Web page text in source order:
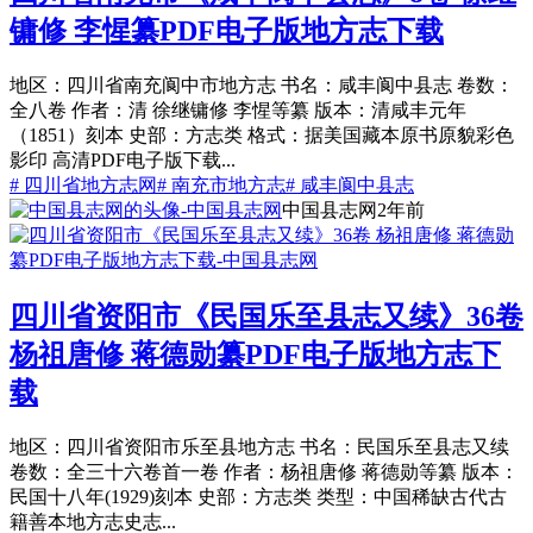
镛修 李惺纂PDF电子版地方志下载
地区：四川省南充阆中市地方志 书名：咸丰阆中县志 卷数：
全八卷 作者：清 徐继镛修 李惺等纂 版本：清咸丰元年
（1851）刻本 史部：方志类 格式：据美国藏本原书原貌彩色
影印 高清PDF电子版下载...
# 四川省地方志网# 南充市地方志# 咸丰阆中县志
中国县志网 2年前
四川省资阳市《民国乐至县志又续》36卷
杨祖唐修 蒋德勋纂PDF电子版地方志下
载
地区：四川省资阳市乐至县地方志 书名：民国乐至县志又续
卷数：全三十六卷首一卷 作者：杨祖唐修 蒋德勋等纂 版本：
民国十八年(1929)刻本 史部：方志类 类型：中国稀缺古代古
籍善本地方志史志...